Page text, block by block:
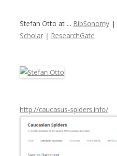
c
h
Stefan Otto at ... BibSonomy|
Scholar| ResearchGate
http://caucasus-spiders.info/